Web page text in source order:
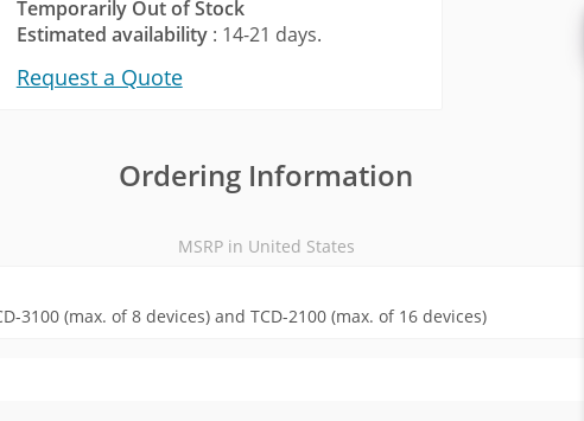
Temporarily Out of Stock
Estimated availability: 14-21 days.
Request a Quote
Ordering Information
MSRP in United States
3100 (max. of 8 devices) and TCD-2100 (max. of 16 devices)